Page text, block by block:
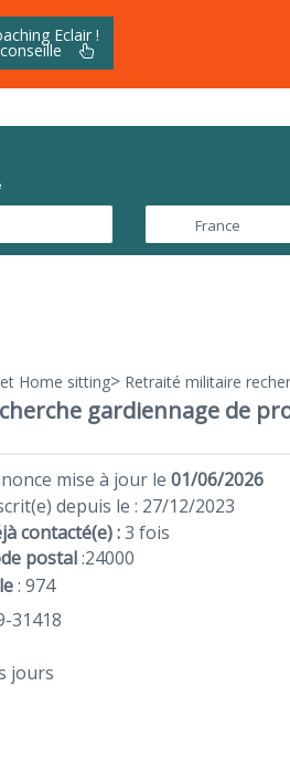
Eclair !
conseille
Home sitting> Retraité militaire
gardiennage de
mise à jour le 01/06/2026
depuis le : 27/12/2023
contacté(e) :3 fois
postal:24000
: 974
31418
jours